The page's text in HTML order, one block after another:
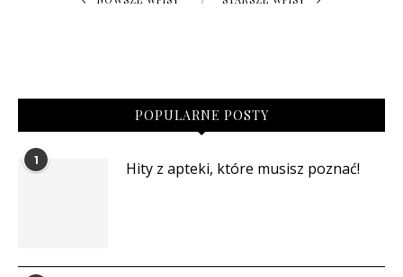
POPULARNE POSTY
1 Hity z apteki, które musisz poznać!